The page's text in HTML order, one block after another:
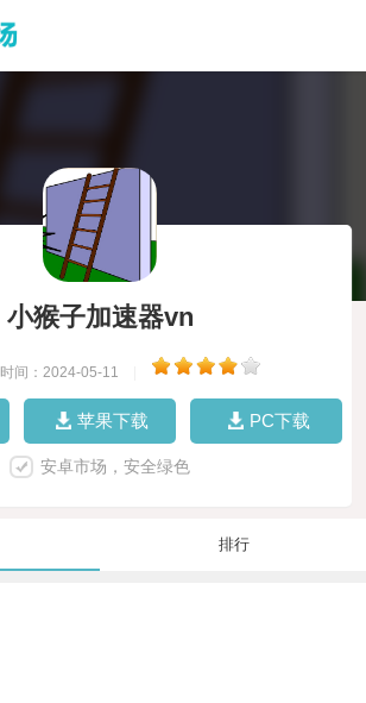
小猴子加速器vn
时间：2024-05-11
苹果下载 PC下载
安卓市场，安全绿色
排行